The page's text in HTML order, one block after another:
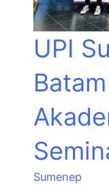
UPI
Sumenep